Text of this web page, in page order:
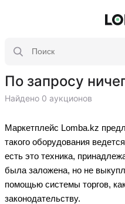
По запросу
Найдено 0 аукционов
Маркетплейс Lomba.kz
такого оборудования
есть это техника,
была заложена, но не
помощью системы торгов,
законодательству.